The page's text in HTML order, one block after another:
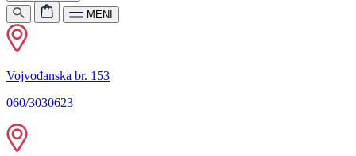
MENI
Vojvođanska br. 153
060/3030623